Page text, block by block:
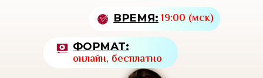
ФОРМАТ:
онлайн, бесплатно
ВРЕМЯ: 19:00 (мск)